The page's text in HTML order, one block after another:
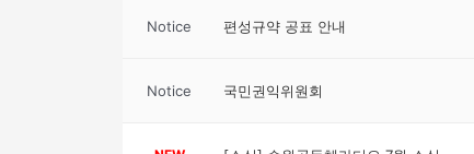
Notice 편성규약 공표 안내
Notice 국민권익위원회